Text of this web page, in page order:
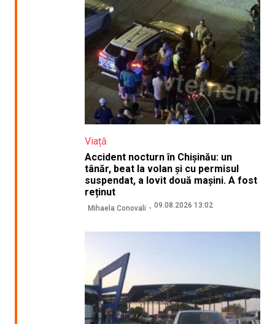
Viață
Accident nocturn în Chișinău: un
tânăr, beat la volan și cu permisul
suspendat, a lovit două mașini. A fost
reținut
Mihaela Conovali 09.08.2026 13:02